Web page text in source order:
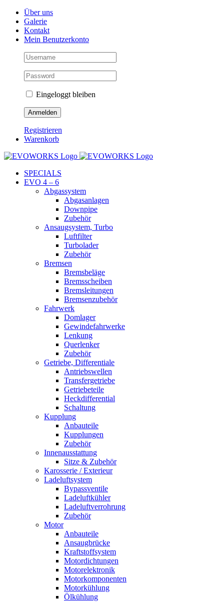
Skip
content
Facebook
Instagram
YouTubeÜber uns
Galerie
Kontakt
Mein Benutzerkonto
Eingeloggt bleiben
Registrieren
Warenkorb
SPECIALS
EVO 4 – 6
Abgassystem
Abgasanlagen
Downpipe
Zubehör
Ansaugsystem, Turbo
Luftfilter
Turbolader
Zubehör
Bremsen
Bremsbeläge
Bremsscheiben
Bremsleitungen
Bremsenzubehör
Fahrwerk
Domlager
Gewindefahrwerke
Lenkung
Querlenker
Zubehör
Getriebe, Differentiale
Antriebswellen
Transfergetriebe
Getriebeteile
Heckdifferential
Schaltung
Kupplung
Anbauteile
Kupplungen
Zubehör
Innenausstattung
Sitze & Zubehör
Karosserie / Exterieur
Ladeluftsystem
Bypassventile
Ladeluftkühler
Ladeluftverrohrung
Zubehör
Motor
Anbauteile
Ansaugbrücke
Kraftstoffsystem
Motordichtungen
Motorelektronik
Motorkomponenten
Motorkühlung
Ölkühlung